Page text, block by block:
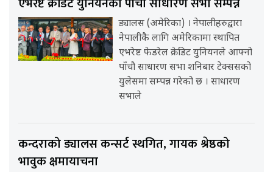
ड्यालस (अमेरिका) । नेपालीहरुद्वारा
नेपालीकै लागि अमेरिकामा स्थापित
एभरेष्ट फेडरेल क्रेडिट युनियनले आफ्नो
पाँचौ साधारण सभा शनिबार टेक्ससको
युलेसमा सम्पन्न गरेको छ । साधारण
सभाले
कन्दराको ड्यालस कन्सर्ट स्थगित, गायक श्रेष्ठको
भावुक क्षमायाचना